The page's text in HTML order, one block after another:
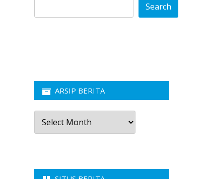
Search
ARSIP BERITA
Arsip
Berita